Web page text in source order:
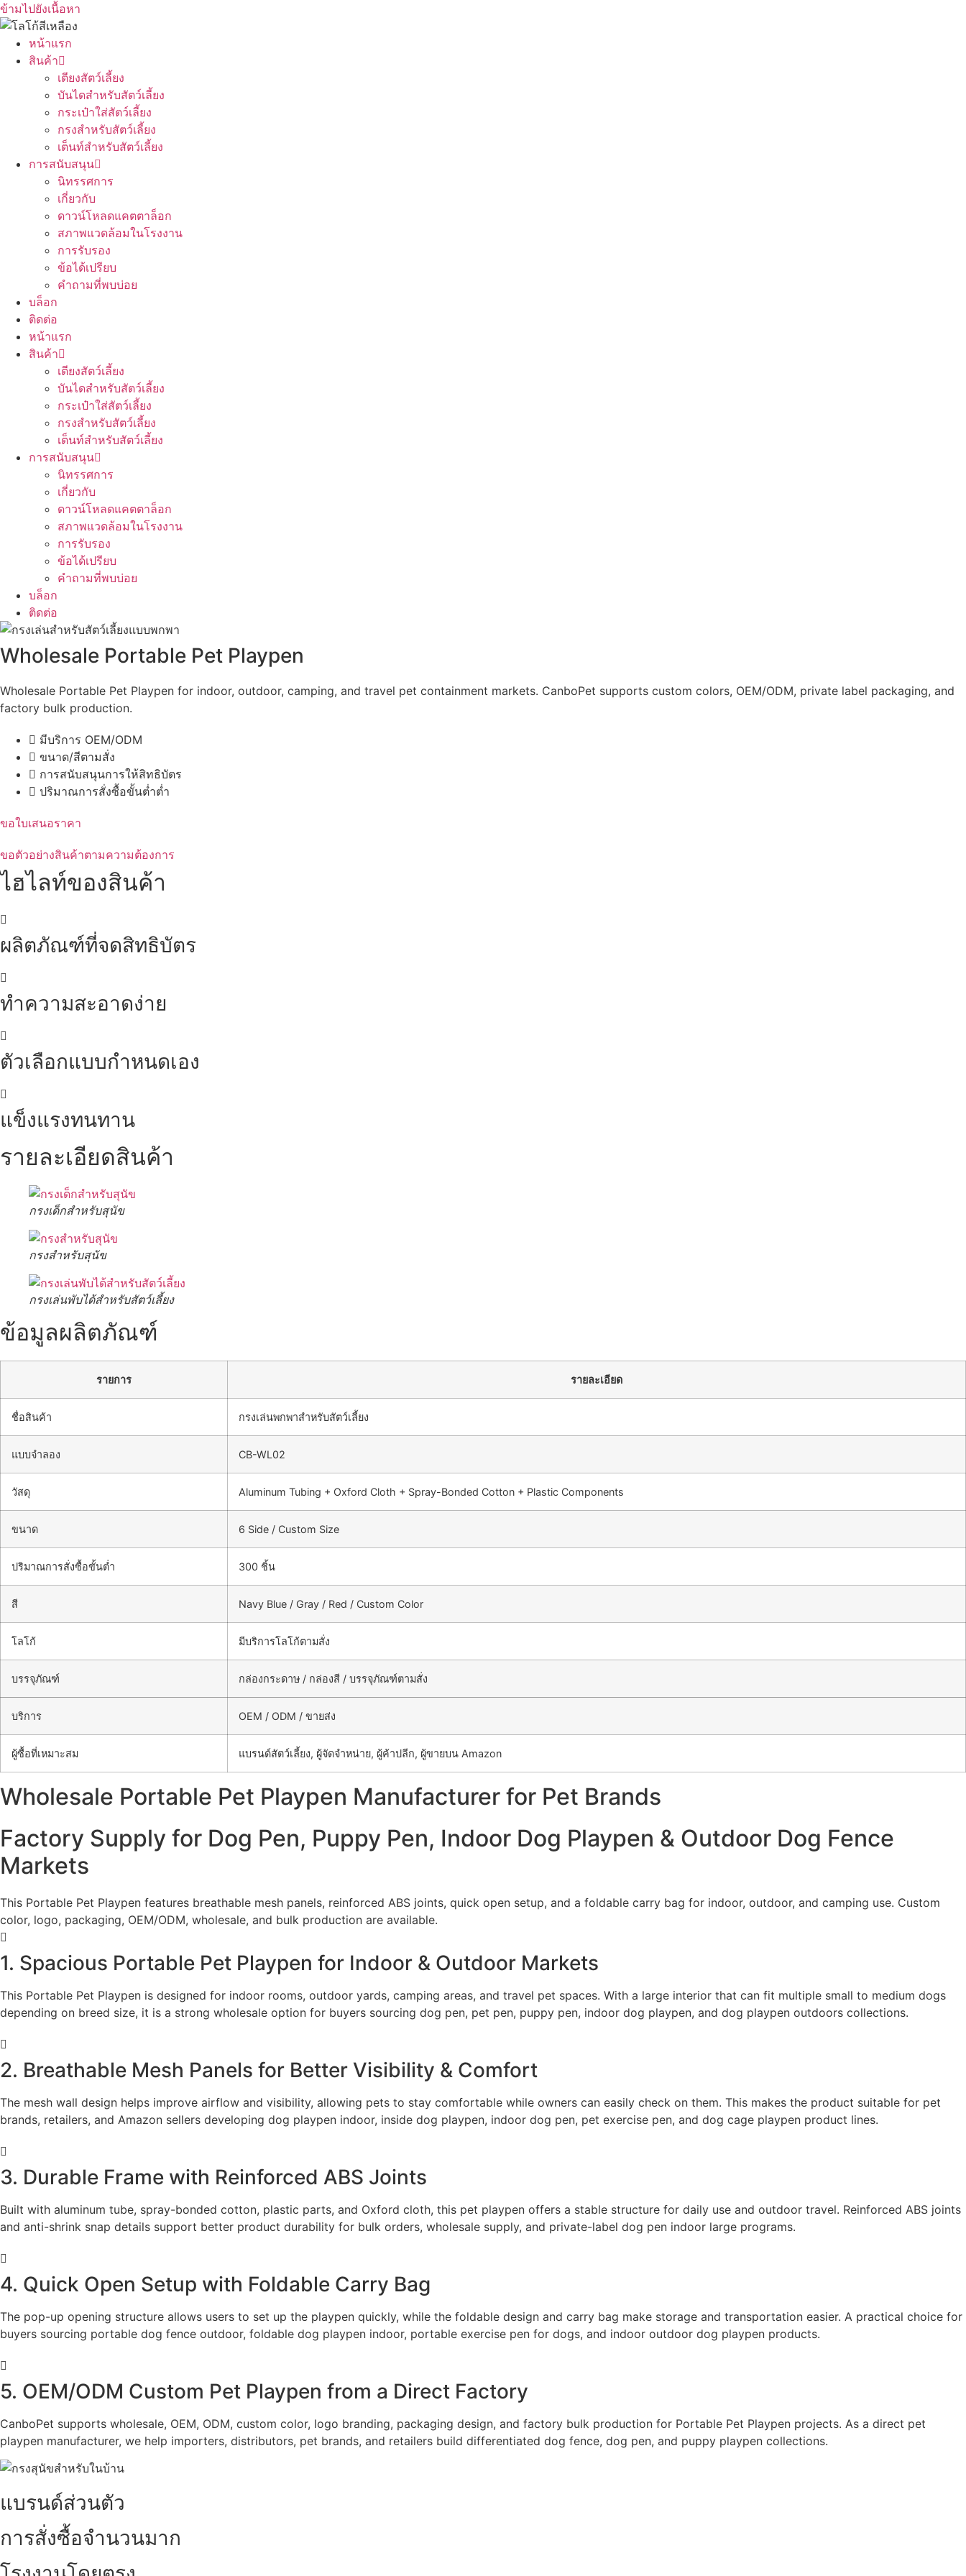
ข้ามไปยังเนื้อหา
หน้าแรก
สินค้า
เตียงสัตว์เลี้ยง
บันไดสำหรับสัตว์เลี้ยง
กระเป๋าใส่สัตว์เลี้ยง
กรงสำหรับสัตว์เลี้ยง
เต็นท์สำหรับสัตว์เลี้ยง
การสนับสนุน
นิทรรศการ
เกี่ยวกับ
ดาวน์โหลดแคตตาล็อก
สภาพแวดล้อมในโรงงาน
การรับรอง
ข้อได้เปรียบ
คำถามที่พบบ่อย
บล็อก
ติดต่อ
หน้าแรก
สินค้า
เตียงสัตว์เลี้ยง
บันไดสำหรับสัตว์เลี้ยง
กระเป๋าใส่สัตว์เลี้ยง
กรงสำหรับสัตว์เลี้ยง
เต็นท์สำหรับสัตว์เลี้ยง
การสนับสนุน
นิทรรศการ
เกี่ยวกับ
ดาวน์โหลดแคตตาล็อก
สภาพแวดล้อมในโรงงาน
การรับรอง
ข้อได้เปรียบ
คำถามที่พบบ่อย
บล็อก
ติดต่อ
Wholesale Portable Pet Playpen
Wholesale Portable Pet Playpen for indoor, outdoor, camping, and travel pet containment markets. CanboPet supports custom colors, OEM/ODM, private label packaging, and
factory bulk production.
มีบริการ OEM/ODM
ขนาด/สีตามสั่ง
การสนับสนุนการให้สิทธิบัตร
ปริมาณการสั่งซื้อขั้นต่ำต่ำ
ขอใบเสนอราคา
ขอตัวอย่างสินค้าตามความต้องการ
ไฮไลท์ของสินค้า
ผลิตภัณฑ์ที่จดสิทธิบัตร
ทำความสะอาดง่าย
ตัวเลือกแบบกำหนดเอง
แข็งแรงทนทาน
รายละเอียดสินค้า
กรงเด็กสำหรับสุนัข
กรงสำหรับสุนัข
กรงเล่นพับได้สำหรับสัตว์เลี้ยง
ข้อมูลผลิตภัณฑ์
รายการ รายละเอียด
ชื่อสินค้า กรงเล่นพกพาสำหรับสัตว์เลี้ยง
แบบจำลอง CB-WL02
วัสดุ Aluminum Tubing + Oxford Cloth + Spray-Bonded Cotton + Plastic Components
ขนาด 6 Side / Custom Size
ปริมาณการสั่งซื้อขั้นต่ำ 300 ชิ้น
สี Navy Blue / Gray / Red / Custom Color
โลโก้ มีบริการโลโก้ตามสั่ง
บรรจุภัณฑ์ กล่องกระดาษ / กล่องสี / บรรจุภัณฑ์ตามสั่ง
บริการ OEM / ODM / ขายส่ง
ผู้ซื้อที่เหมาะสม แบรนด์สัตว์เลี้ยง, ผู้จัดจำหน่าย, ผู้ค้าปลีก, ผู้ขายบน Amazon
Wholesale Portable Pet Playpen Manufacturer for Pet Brands
Factory Supply for Dog Pen, Puppy Pen, Indoor Dog Playpen & Outdoor Dog Fence
Markets
This Portable Pet Playpen features breathable mesh panels, reinforced ABS joints, quick open setup, and a foldable carry bag for indoor, outdoor, and camping use. Custom
color, logo, packaging, OEM/ODM, wholesale, and bulk production are available.
1. Spacious Portable Pet Playpen for Indoor & Outdoor Markets
This Portable Pet Playpen is designed for indoor rooms, outdoor yards, camping areas, and travel pet spaces. With a large interior that can fit multiple small to medium dogs
depending on breed size, it is a strong wholesale option for buyers sourcing dog pen, pet pen, puppy pen, indoor dog playpen, and dog playpen outdoors collections.
2. Breathable Mesh Panels for Better Visibility & Comfort
The mesh wall design helps improve airflow and visibility, allowing pets to stay comfortable while owners can easily check on them. This makes the product suitable for pet
brands, retailers, and Amazon sellers developing dog playpen indoor, inside dog playpen, indoor dog pen, pet exercise pen, and dog cage playpen product lines.
3. Durable Frame with Reinforced ABS Joints
Built with aluminum tube, spray-bonded cotton, plastic parts, and Oxford cloth, this pet playpen offers a stable structure for daily use and outdoor travel. Reinforced ABS joints
and anti-shrink snap details support better product durability for bulk orders, wholesale supply, and private-label dog pen indoor large programs.
4. Quick Open Setup with Foldable Carry Bag
The pop-up opening structure allows users to set up the playpen quickly, while the foldable design and carry bag make storage and transportation easier. A practical choice for
buyers sourcing portable dog fence outdoor, foldable dog playpen indoor, portable exercise pen for dogs, and indoor outdoor dog playpen products.
5. OEM/ODM Custom Pet Playpen from a Direct Factory
CanboPet supports wholesale, OEM, ODM, custom color, logo branding, packaging design, and factory bulk production for Portable Pet Playpen projects. As a direct pet
playpen manufacturer, we help importers, distributors, pet brands, and retailers build differentiated dog fence, dog pen, and puppy playpen collections.
แบรนด์ส่วนตัว
การสั่งซื้อจำนวนมาก